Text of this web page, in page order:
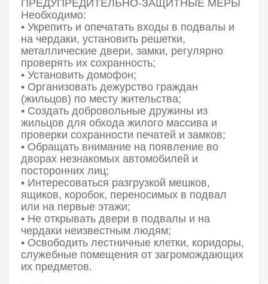
ПРЕДУПРЕДИТЕЛЬНО-ЗАЩИТНЫЕ МЕРЫ
Необходимо:
• Укрепить и опечатать входы в подвалы и
на чердаки, установить решетки,
металлические двери, замки, регулярно
проверять их сохранность;
• Установить домофон;
• Организовать дежурство граждан
(жильцов) по месту жительства;
• Создать добровольные дружины из
жильцов для обхода жилого массива и
проверки сохранности печатей и замков;
• Обращать внимание на появление во
дворах незнакомых автомобилей и
посторонних лиц;
• Интересоваться разгрузкой мешков,
ящиков, коробок, переносимых в подвал
или на первые этажи;
• Не открывать двери в подвалы и на
чердаки неизвестным людям;
• Освободить лестничные клетки, коридоры,
служебные помещения от загромождающих
их предметов.